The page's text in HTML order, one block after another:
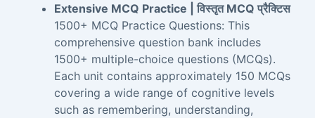
Extensive MCQ Practice | विस्तृत MCQ प्रैक्टिस
1500+ MCQ Practice Questions: This
comprehensive question bank includes
1500+ multiple-choice questions (MCQs).
Each unit contains approximately 150 MCQs
covering a wide range of cognitive levels
such as remembering, understanding,